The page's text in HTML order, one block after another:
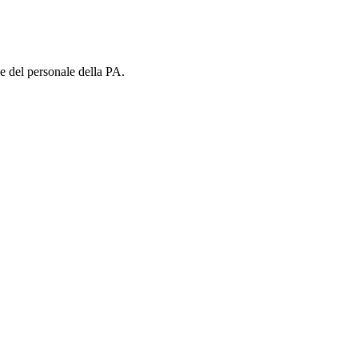
del personale della PA.